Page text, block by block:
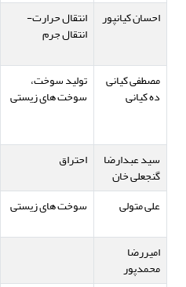
احسان کیانپور
انتقال حرارت-
انتقال جرم
مصطفی کیانی
ده کیانی
تولید سوخت،
سوخت های زیستی
سید عبدارضا
گنجعلی خان
احتراق
علی متولی سوخت های زیستی
امیررضا
محمدپور